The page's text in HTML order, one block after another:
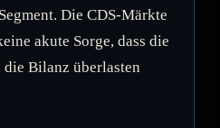
Die CDS-Märkte
akute Sorge, dass die
Bilanz überlasten